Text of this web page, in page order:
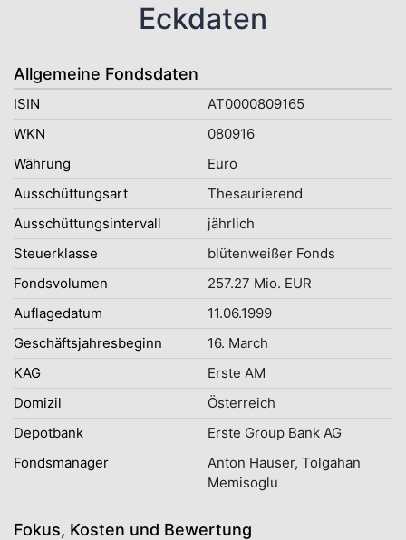
Eckdaten
Allgemeine Fondsdaten
ISIN
AT0000809165
WKN
080916
Währung
Euro
Ausschüttungsart
Thesaurierend
Ausschüttungsintervall
jährlich
Steuerklasse
blütenweißer Fonds
Fondsvolumen
257.27 Mio. EUR
Auflagedatum
11.06.1999
Geschäftsjahresbeginn
16. March
KAG
Erste AM
Domizil
Österreich
Depotbank
Erste Group Bank AG
Fondsmanager
Anton Hauser, Tolgahan
Memisoglu
Fokus, Kosten und Bewertung